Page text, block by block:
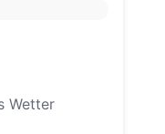
Wetter